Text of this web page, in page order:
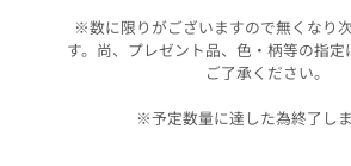
※数に限りがございますので無くなり
す。尚、プレゼント品、色・柄等の指
ご了承ください。
※予定数量に達した為終了しま